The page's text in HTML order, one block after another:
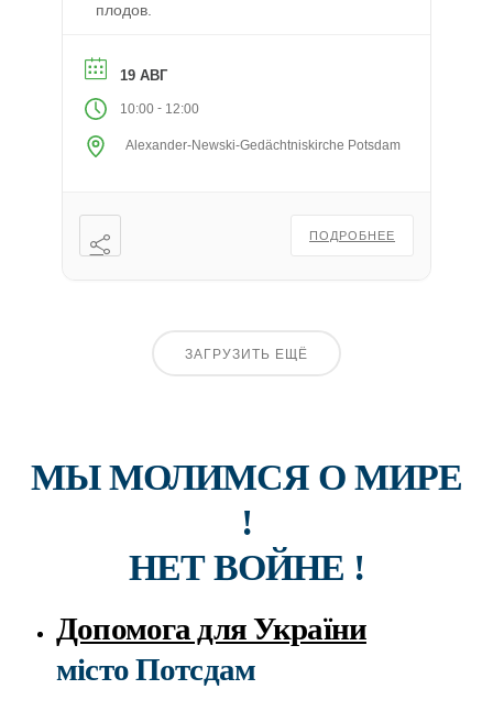
плодов.
19 АВГ
10:00- 12:00
Alexander-Newski-Gedächtniskirche Potsdam
ПОДРОБНЕЕ
ЗАГРУЗИТЬ ЕЩЁ
МЫ МОЛИМСЯ О МИРЕ
!
НЕТ ВОЙНЕ !
Допомога для України
місто Потсдам